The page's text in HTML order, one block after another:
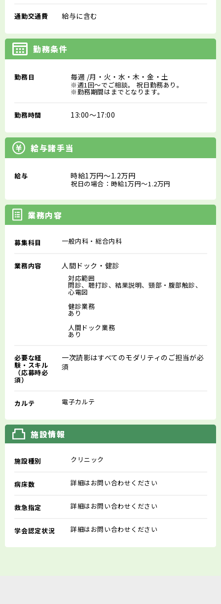
通勤交通費 給与に含む
勤務条件
勤務日 毎週 /月・火・水・木・金・土
※週1回～でご相談。 祝日勤務あり。
※勤務期間はまでとなります。
勤務時間 13:00～17:00
給与諸手当
給与 時給1万円～1.2万円
祝日の場合：時給1万円～1.2万円
業務内容
募集科目 一般内科・総合内科
業務内容 人間ドック・健診
対応範囲
問診、聴打診、結果説明、頸部・腹部触診、
心電図
健診業務
あり
人間ドック業務
あり
必要な経
験・スキル
（応募時必
須）
一次読影はすべてのモダリティのご担当が必
須
カルテ 電子カルテ
施設情報
施設種別 クリニック
病床数 詳細はお問い合わせください
救急指定 詳細はお問い合わせください
学会認定状況 詳細はお問い合わせください